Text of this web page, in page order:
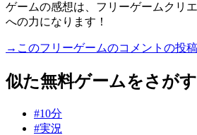
ゲームの感想は、フリーゲームクリ
への力になります！
→このフリーゲームのコメントの投
似た無料ゲームをさがす
#10分
#実況